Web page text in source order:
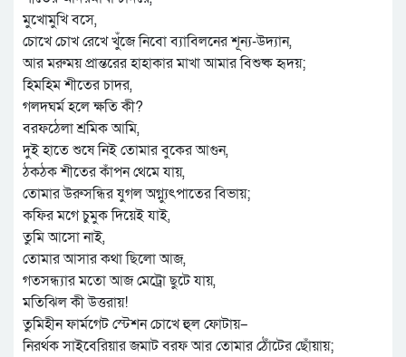
মুখোমুখি বসে,
চোখে চোখ রেখে খুঁজে নিবো ব্যাবিলনের শূন্য-উদ্যান,
আর মরুময় প্রান্তরের হাহাকার মাখা আমার বিশুষ্ক হৃদয়;
হিমহিম শীতের চাদর,
গলদঘর্ম হলে ক্ষতি কী?
বরফঠেলা শ্রমিক আমি,
দুই হাতে শুষে নিই তোমার বুকের আগুন,
ঠকঠক শীতের কাঁপন থেমে যায়,
তোমার উরুসন্ধির যুগল অগ্ন্যুৎপাতের বিভায়;
কফির মগে চুমুক দিয়েই যাই,
তুমি আসো নাই,
তোমার আসার কথা ছিলো আজ,
গতসন্ধ্যার মতো আজ মেট্রো ছুটে যায়,
মতিঝিল কী উত্তরায়!
তুমিহীন ফার্মগেট স্টেশন চোখে হুল ফোটায়–
নিরর্থক সাইবেরিয়ার জমাট বরফ আর তোমার ঠোঁটের ছোঁয়ায়;